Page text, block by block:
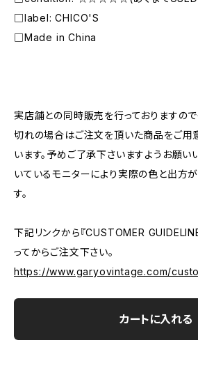
□label: CHICO'S
□Made in China
実店舗との同時販売を行っておりますので
切れの場合はご注文を頂いた商品をご用
います。予めご了承下さいますようお願い
いているモニターにより実際の色と出方
す。
下記リンクから『CUSTOMER
ってからご注文下さい。
https://www.garyovintage.com/
カートに入れる